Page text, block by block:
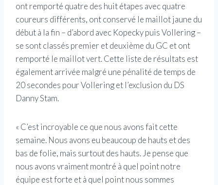
ont remporté quatre des huit étapes avec quatre
coureurs différents, ont conservé le maillot jaune du
début à la fin – d’abord avec Kopecky puis Vollering –
se sont classés premier et deuxième du GC et ont
remporté le maillot vert. Cette liste de résultats est
également arrivée malgré une pénalité de temps de
20 secondes pour Vollering et l’exclusion du DS
Danny Stam.
« C’est incroyable ce que nous avons fait cette
semaine. Nous avons eu beaucoup de hauts et des
bas de folie, mais surtout des hauts. Je pense que
nous avons vraiment montré à quel point notre
équipe est forte et à quel point nous sommes